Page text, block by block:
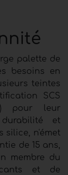
palette de
besoins en
teintes
SCS
pour leur
et
silice, n'émet
de 15 ans,
membre du
et de